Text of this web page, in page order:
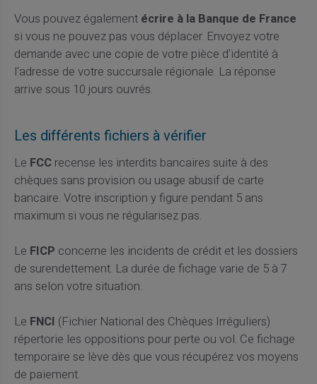
Vous pouvez également écrire à la Banque de France
si vous ne pouvez pas vous déplacer. Envoyez votre
demande avec une copie de votre pièce d'identité à
l'adresse de votre succursale régionale. La réponse
arrive sous 10 jours ouvrés.
Les différents fichiers à vérifier
Le FCCrecense les interdits bancaires suite à des
chèques sans provision ou usage abusif de carte
bancaire. Votre inscription y figure pendant 5 ans
maximum si vous ne régularisez pas.
Le FICP concerne les incidents de crédit et les dossiers
de surendettement. La durée de fichage varie de 5 à 7
ans selon votre situation.
Le FNCI (Fichier National des Chèques Irréguliers)
répertorie les oppositions pour perte ou vol. Ce fichage
temporaire se lève dès que vous récupérez vos moyens
de paiement.